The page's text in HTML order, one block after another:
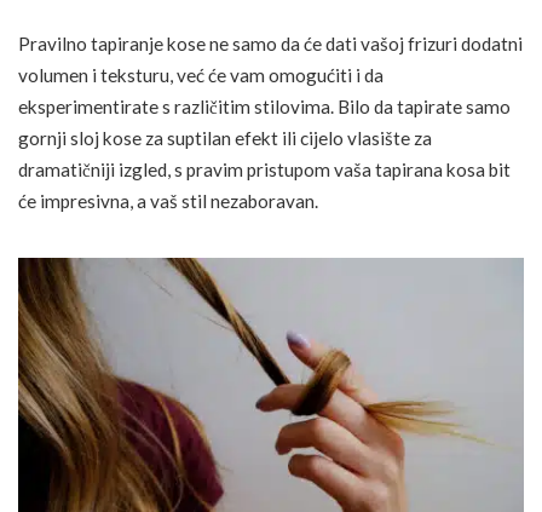
Pravilno tapiranje kose ne samo da će dati vašoj frizuri dodatni
volumen i teksturu, već će vam omogućiti i da
eksperimentirate s različitim stilovima. Bilo da tapirate samo
gornji sloj kose za suptilan efekt ili cijelo vlasište za
dramatičniji izgled, s pravim pristupom vaša tapirana kosa bit
će impresivna, a vaš stil nezaboravan.